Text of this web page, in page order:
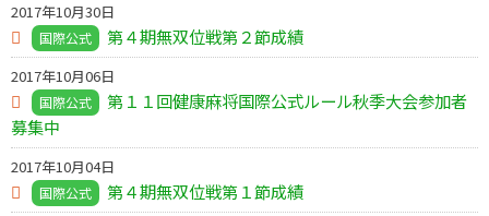
2017年10月30日
国際公式 第４期無双位戦第２節成績
2017年10月06日
国際公式
第１１回健康麻将国際公式ルール秋季大会参加者
募集中
2017年10月04日
国際公式 第４期無双位戦第１節成績